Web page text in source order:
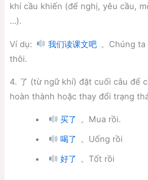
khí cầu khiến (để nghị, yêu cầu,
…).
Ví dụ: 我们读课文吧 。Chúng
thôi.
4. 了 (từ ngữ khí) đặt cuối câu để
hoàn thành hoặc thay đổi trạng
买了 。Mua rồi.
喝了 。Uống rồi
好了 。Tốt rồi